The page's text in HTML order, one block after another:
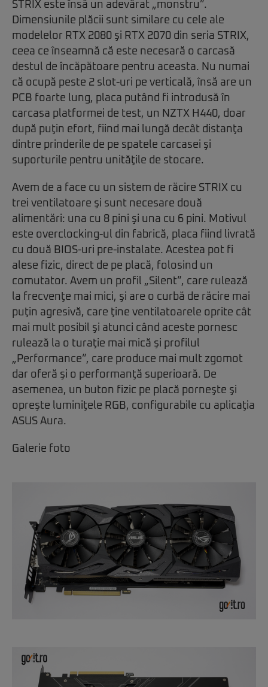
STRIX este însă un adevărat „monstru”.
Dimensiunile plăcii sunt similare cu cele ale
modelelor RTX 2080 şi RTX 2070 din seria STRIX,
ceea ce înseamnă că este necesară o carcasă
destul de încăpătoare pentru aceasta. Nu numai
că ocupă peste 2 slot-uri pe verticală, însă are un
PCB foarte lung, placa putând fi introdusă în
carcasa platformei de test, un NZTX H440, doar
după puţin efort, fiind mai lungă decât distanţa
dintre prinderile de pe spatele carcasei şi
suporturile pentru unităţile de stocare.
Avem de a face cu un sistem de răcire STRIX cu
trei ventilatoare şi sunt necesare două
alimentări: una cu 8 pini şi una cu 6 pini. Motivul
este overclocking-ul din fabrică, placa fiind livrată
cu două BIOS-uri pre-instalate. Acestea pot fi
alese fizic, direct de pe placă, folosind un
comutator. Avem un profil „Silent”, care rulează
la frecvenţe mai mici, şi are o curbă de răcire mai
puţin agresivă, care ţine ventilatoarele oprite cât
mai mult posibil şi atunci când aceste pornesc
rulează la o turaţie mai mică şi profilul
„Performance”, care produce mai mult zgomot
dar oferă şi o performanţă superioară. De
asemenea, un buton fizic pe placă porneşte şi
opreşte luminiţele RGB, configurabile cu aplicaţia
ASUS Aura.
Galerie foto